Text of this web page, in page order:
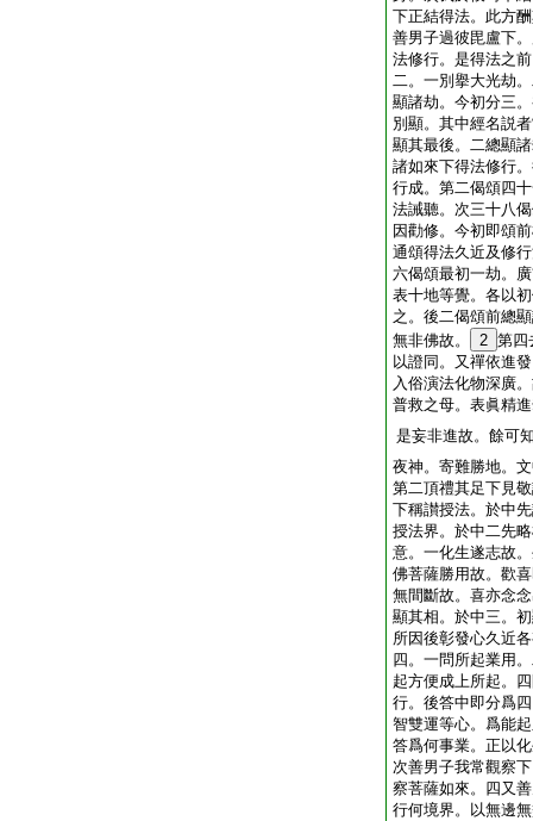
下正結得法。此方
善男子過彼毘盧下
法修行。是得法之
二。一別擧大光劫
顯諸劫。今初分三
別顯。其中經名説
顯其最後。二總顯
諸如來下得法修行
行成。第二偈頌四
法誡聽。次三十八
因勸修。今初即頌
通頌得法久近及修
六偈頌最初一劫。
表十地等覺。各以
之。後二偈頌前總
無非佛故。
2 第四
以證同。又禪依進
入俗演法化物深廣
普救之母。表眞精
是妄非進故。餘可
夜神。寄難勝地。
第二頂禮其足下見
下稱讃授法。於中
授法界。於中二先
意。一化生遂志故
佛菩薩勝用故。歡
無間斷故。喜亦念
顯其相。於中三。
所因後彰發心久近
四。一問所起業用
起方便成上所起。
行。後答中即分爲
智雙運等心。爲能
答爲何事業。正以
次善男子我常觀察
察菩薩如來。四又
行何境界。以無邊